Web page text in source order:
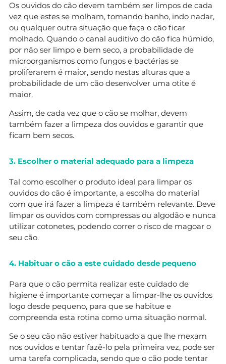
Os ouvidos do cão devem também ser limpos de cada
vez que estes se molham, tomando banho, indo nadar,
ou qualquer outra situação que faça o cão ficar
molhado. Quando o canal auditivo do cão fica húmido,
por não ser limpo e bem seco, a probabilidade de
microorganismos como fungos e bactérias se
proliferarem é maior, sendo nestas alturas que a
probabilidade de um cão desenvolver uma otite é
maior.
Assim, de cada vez que o cão se molhar, devem
também fazer a limpeza dos ouvidos e garantir que
ficam bem secos.
3. Escolher o material adequado para a limpeza
Tal como escolher o produto ideal para limpar os
ouvidos do cão é importante, a escolha do material
com que irá fazer a limpeza é também relevante. Deve
limpar os ouvidos com compressas ou algodão e nunca
utilizar cotonetes, podendo correr o risco de magoar o
seu cão.
4. Habituar o cão a este cuidado desde pequeno
Para que o cão permita realizar este cuidado de
higiene é importante começar a limpar-lhe os ouvidos
logo desde pequeno, para que se habitue e
compreenda esta rotina como uma situação normal.
Se o seu cão não estiver habituado a que lhe mexam
nos ouvidos e tentar fazê-lo pela primeira vez, pode ser
uma tarefa complicada, sendo que o cão pode tentar